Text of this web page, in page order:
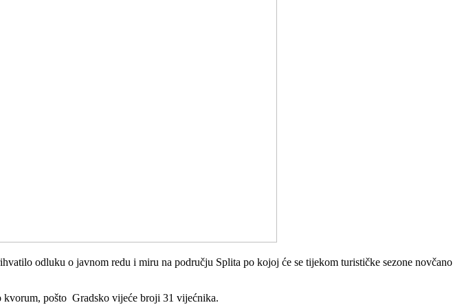
odluku o javnom redu i miru na području Splita po kojoj će se tijekom turističke sezone novčano
pošto Gradsko vijeće broji 31 vijećnika.